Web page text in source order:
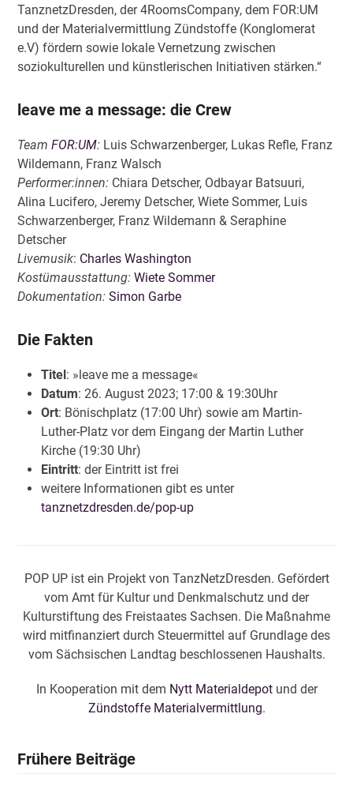
TanznetzDresden, der 4RoomsCompany, dem FOR:UM
und der Materialvermittlung Zündstoffe (Konglomerat
e.V) fördern sowie lokale Vernetzung zwischen
soziokulturellen und künstlerischen Initiativen stärken.“
leave me a message: die Crew
TeamFOR:UM: Luis Schwarzenberger, Lukas Refle, Franz
Wildemann, Franz Walsch
Performer:innen: Chiara Detscher, Odbayar Batsuuri,
Alina Lucifero, Jeremy Detscher, Wiete Sommer, Luis
Schwarzenberger, Franz Wildemann & Seraphine
Detscher
Livemusik: Charles Washington
Kostümausstattung: Wiete Sommer
Dokumentation: Simon Garbe
Die Fakten
Titel : »leave me a message«
Datum: 26. August 2023; 17:00 & 19:30Uhr
Ort: Bönischplatz (17:00 Uhr) sowie am Martin-
Luther-Platz vor dem Eingang der Martin Luther
Kirche (19:30 Uhr)
Eintritt: der Eintritt ist frei
weitere Informationen gibt es unter
tanznetzdresden.de/pop-up
POP UP ist ein Projekt von TanzNetzDresden. Gefördert
vom Amt für Kultur und Denkmalschutz und der
Kulturstiftung des Freistaates Sachsen. Die Maßnahme
wird mitfinanziert durch Steuermittel auf Grundlage des
vom Sächsischen Landtag beschlossenen Haushalts.
In Kooperation mit dem Nytt Materialdepotund der
Zündstoffe Materialvermittlung.
Frühere Beiträge